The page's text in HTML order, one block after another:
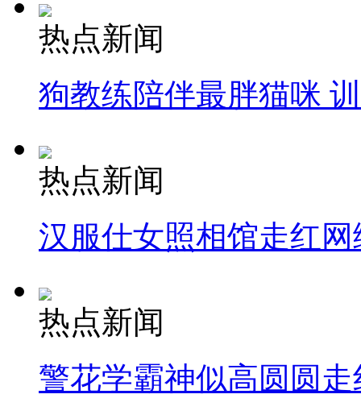
热点新闻
狗教练陪伴最胖猫咪
热点新闻
汉服仕女照相馆走红网
热点新闻
警花学霸神似高圆圆走